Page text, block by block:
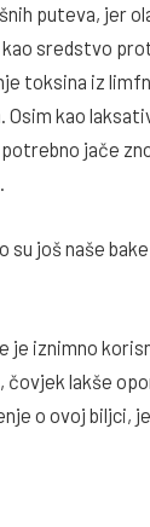
puteva, jer
sredstvo
toksina iz
kao
jače
još naše
je iznimno
lakše
o ovoj biljci,